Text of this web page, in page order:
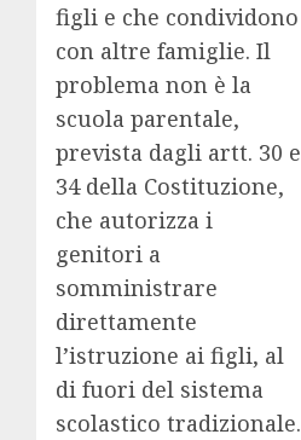
figli e che condividono
con altre famiglie. Il
problema non è la
scuola parentale,
prevista dagli artt. 30 e
34 della Costituzione,
che autorizza i
genitori a
somministrare
direttamente
l’istruzione ai figli, al
di fuori del sistema
scolastico tradizionale.